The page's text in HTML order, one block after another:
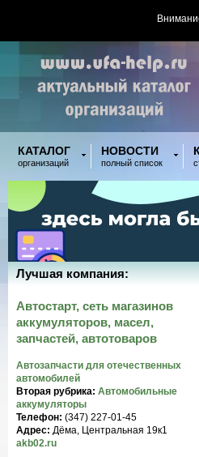
КАТАЛОГ
организаций
НОВОСТИ
полный список
Лучшая компания:
Автостарт, сеть магазинов
аккумуляторов, масел,
запчастей, автотоваров
Автозапчасти для отечественных
автомобилей
Вторая рубрика: Автомобильные
аккумуляторы
Телефон: (347) 227-01-45
Адрес: Дёма, Центральная 19к1
akb02.ru